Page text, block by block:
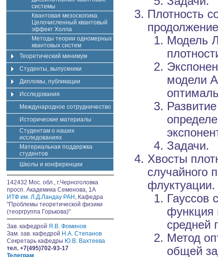
системы
Квантовая мезоскопика.
Целочисленный квантовый
эффект Холла
Методы теории одномерных
квантовых систем
Теоретический минимум
Студенты, выпускники
Дипломы, публикации
Исследования
Международное сотрудничество
Исторические материалы
Студентам о наших
исследованиях
Материальная поддержка
студентов
Школы и конференции
142432 Мос. обл., г.Черноголовка
просп. Академика Семенова, 1А
ИТФ им. Л.Д.Ландау РАН , Кафедра
"Проблемы теоретической физики
(теоргруппа Горькова)"
Зав. кафедрой Я.В. Фоминов
Зам. зав. кафедрой Н.А. Степанов
Секретарь кафедры Ю.В. Вахтеева
тел. +7(495)702-93-17
Телеграм
Плотность
продолжение
Модель
модели
Задачи.
Хвосты
случайного
флуктуации.
Гауссов
функция
средней
Метод
общей